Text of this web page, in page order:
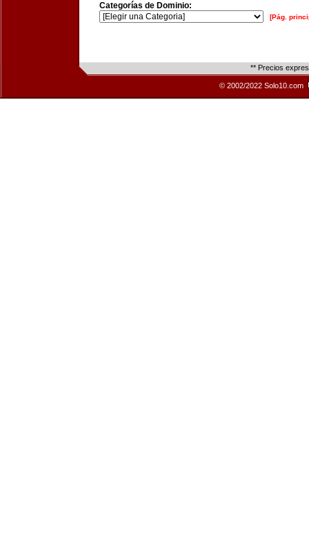
Categorías de Dominio:
[Pág.
** Precios
© 2002/2022 Solo10.com